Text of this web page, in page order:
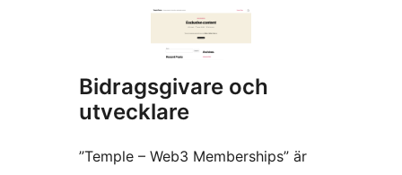
Bidragsgivare och
utvecklare
”Temple – Web3 Memberships” är